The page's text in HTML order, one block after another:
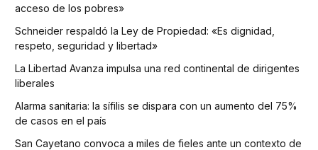
acceso de los pobres»
Schneider respaldó la Ley de Propiedad: «Es dignidad,
respeto, seguridad y libertad»
La Libertad Avanza impulsa una red continental de dirigentes
liberales
Alarma sanitaria: la sífilis se dispara con un aumento del 75%
de casos en el país
San Cayetano convoca a miles de fieles ante un contexto de